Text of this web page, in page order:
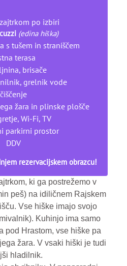
po izbiri
(edina hiška)
s tušem in straniščem
terasa
brisače
grelnik vode
čiščenje
žara in plinske plošče
Wi-Fi, TV
parkirni prostor
DDV
rezervacijskem obrazcu!
ki ga postrežemo v
peš) na idiličnem Rajskem
Vse hiške imajo svojo
Kuhinjo ima samo
pod Hrastom, vse hiške pa
žara. V vsaki hiški je tudi
hladilnik.